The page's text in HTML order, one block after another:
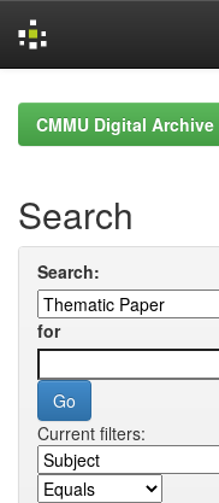
navigationCMMU Digital Archive
Search
Search:
for
Current filters: